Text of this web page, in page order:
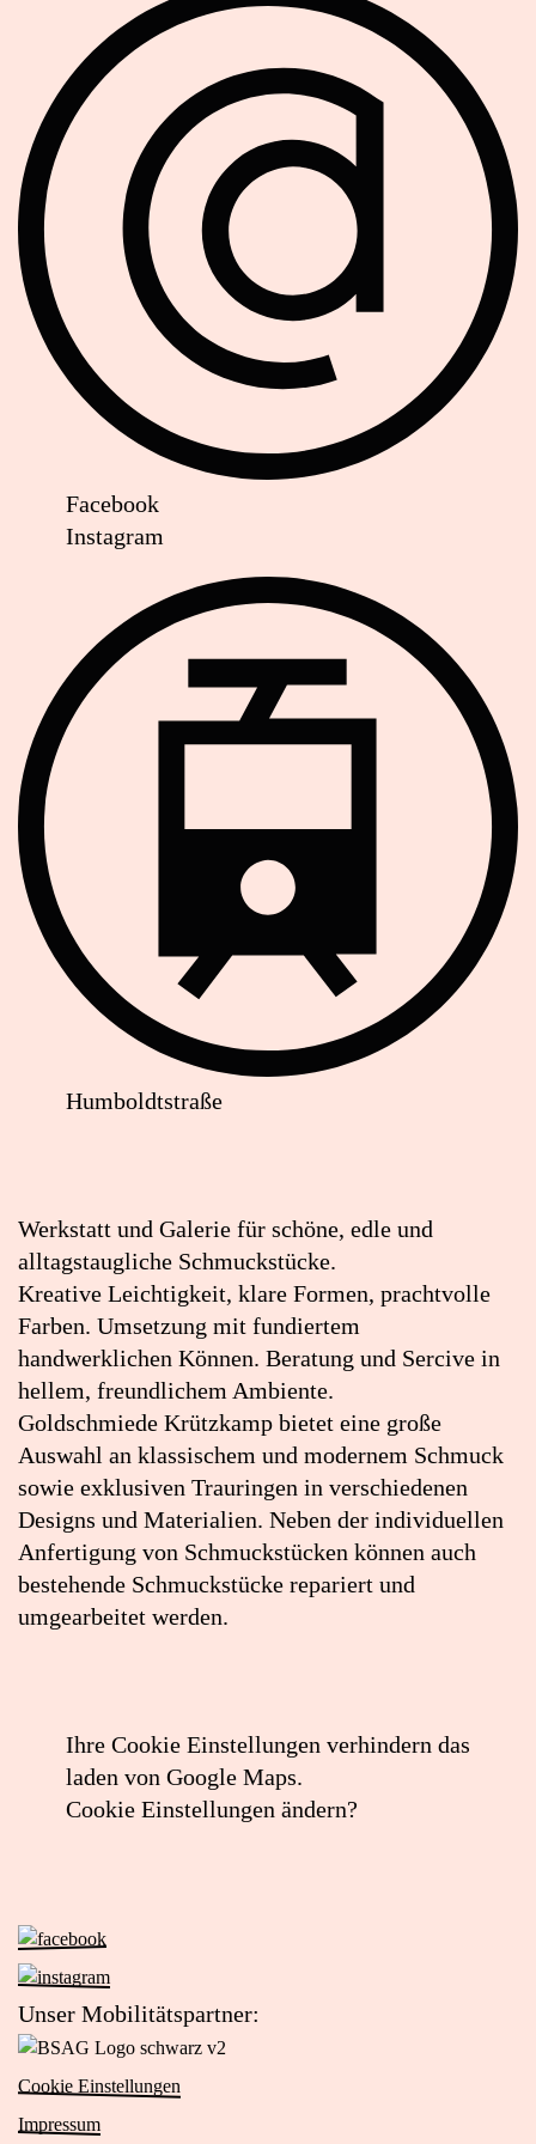
Facebook
Instagram
Strassenbahn Haltestelle
Humboldtstraße
Krützkamp
in
Google
Maps
öffnen
(externer
Link)
Werkstatt und Galerie für schöne, edle und
alltagstaugliche Schmuckstücke.
Kreative Leichtigkeit, klare Formen, prachtvolle
Farben. Umsetzung mit fundiertem
handwerklichen Können. Beratung und Sercive in
hellem, freundlichem Ambiente.
Goldschmiede Krützkamp bietet eine große
Auswahl an klassischem und modernem Schmuck
sowie exklusiven Trauringen in verschiedenen
Designs und Materialien. Neben der individuellen
Anfertigung von Schmuckstücken können auch
bestehende Schmuckstücke repariert und
umgearbeitet werden.
Ihre Cookie Einstellungen verhindern das
laden von Google Maps.
Cookie Einstellungen ändern?
Zur
Facebook-
Seite
von
Das
Viertel
in
Zur
Seite
von
Das
Viertel
Unser Mobilitätspartner:
Cookie Einstellungen
Impressum